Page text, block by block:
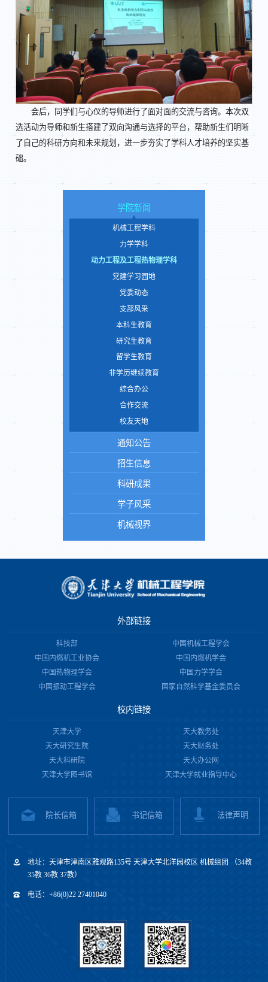
会后，同学们与心仪的导师进行了面对面的交流与咨询。本次双
选活动为导师和新生搭建了双向沟通与选择的平台，帮助新生们明晰
了自己的科研方向和未来规划，进一步夯实了学科人才培养的坚实基
础。
学院新闻
机械工程学科
力学学科
动力工程及工程热物理学科
党建学习园地
党委动态
支部风采
本科生教育
研究生教育
留学生教育
非学历继续教育
综合办公
合作交流
校友天地
通知公告
招生信息
科研成果
学子风采
机械视界
外部链接
科技部
中国机械工程学会
中国内燃机工业协会
中国内燃机学会
中国热物理学会
中国力学学会
中国振动工程学会
国家自然科学基金委员会
校内链接
天津大学
天大教务处
天大研究生院
天大财务处
天大科研院
天大办公网
天津大学图书馆
天津大学就业指导中心
院长信箱 书记信箱 法律声明
地址：天津市津南区雅观路135号 天津大学北洋园校区 机械组团 （34教
35教 36教 37教）
电话：+86(0)22 27401040